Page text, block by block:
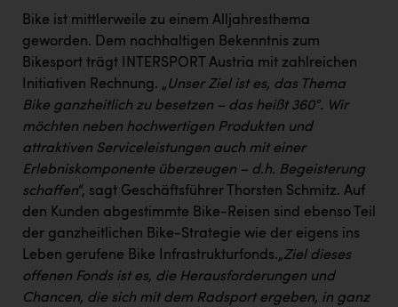
Bike ist mittlerweile zu einem Alljahresthema
geworden. Dem nachhaltigen Bekenntnis zum
Bikesport trägt INTERSPORT Austria mit zahlreichen
Initiativen Rechnung. „Unser Ziel ist es, das Thema
Bike ganzheitlich zu besetzen – das heißt 360°. Wir
möchten neben hochwertigen Produkten und
attraktiven Serviceleistungen auch mit einer
Erlebniskomponente überzeugen – d.h. Begeisterung
schaffen“, sagt Geschäftsführer Thorsten Schmitz. Auf
den Kunden abgestimmte Bike-Reisen sind ebenso Teil
der ganzheitlichen Bike-Strategie wie der eigens ins
Leben gerufene Bike Infrastrukturfonds.„Ziel dieses
offenen Fonds ist es, die Herausforderungen und
Chancen, die sich mit dem Radsport ergeben, in ganz